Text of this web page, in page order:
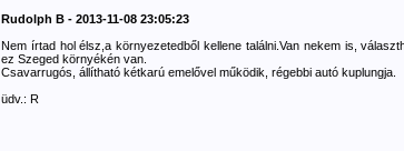
Rudolph B - 2013-11-08 23:05:23
Nem írtad hol élsz,a környezetedből kellene találni.Van nekem is,
ez Szeged környékén van.
Csavarrugós, állítható kétkarú emelővel működik, régebbi autó kuplungja.
üdv.: R